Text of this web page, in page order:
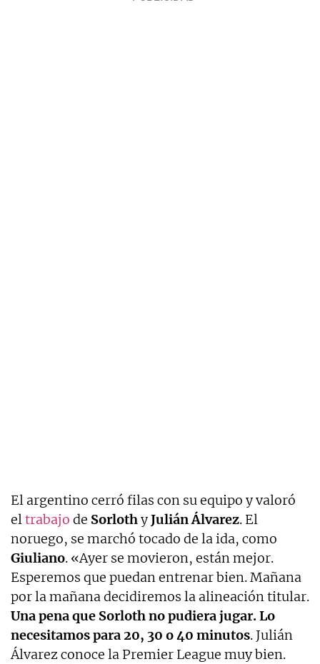
El argentino cerró filas con su equipo y valoró
eltrabajo de SorlothyJuliánÁlvarez. El
noruego, se marchó tocado de la ida, como
Giuliano. «Ayer se movieron, están mejor.
Esperemos que puedan entrenar bien. Mañana
por la mañana decidiremos la alineación titular.
Una pena que Sorloth no pudiera jugar. Lo
necesitamos para 20, 30 o 40 minutos. Julián
Álvarez conoce la Premier League muy bien.